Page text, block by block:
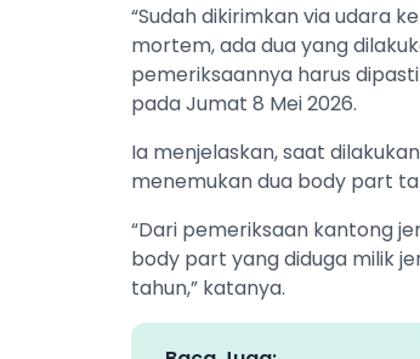
“Sudah dikirimkan via udara
mortem, ada dua yang
pemeriksaannya harus
pada Jumat 8 Mei 2026.
Ia menjelaskan, saat
menemukan dua body part
“Dari pemeriksaan kantong
body part yang diduga milik
tahun,” katanya.